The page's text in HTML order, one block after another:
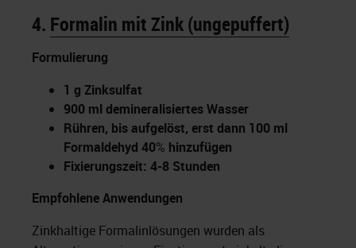
4. Formalin mit Zink (ungepuffert)
Formulierung
1 g Zinksulfat
900 ml demineralisiertes Wasser
Rühren, bis aufgelöst, erst dann 100 ml
Formaldehyd 40% hinzufügen
Fixierungszeit: 4-8 Stunden
Empfohlene Anwendungen
Zinkhaltige Formalinlösungen wurden als